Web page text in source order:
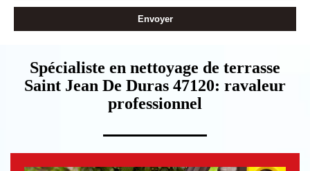
Spécialiste en nettoyage de terrasse
Saint Jean De Duras 47120: ravaleur
professionnel